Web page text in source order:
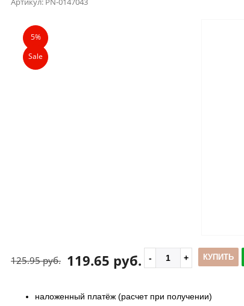
Описание
5%
Sale
119.65 руб.
125.95 руб. КУПИТЬ
наложенный платёж (расчет при получении)